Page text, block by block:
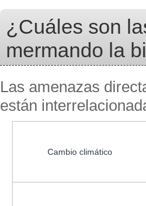
¿Cuáles son
mermando la
Las amenazas
están
Cambio climático